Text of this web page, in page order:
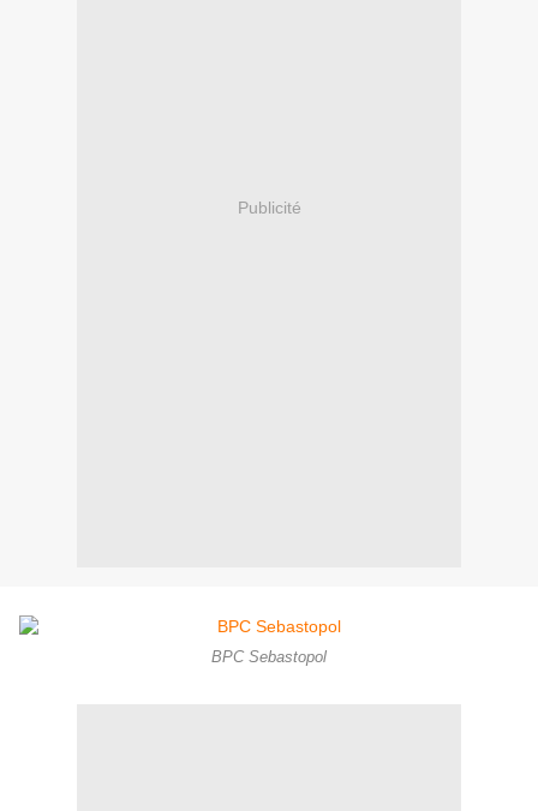
Publicité
BPC Sebastopol